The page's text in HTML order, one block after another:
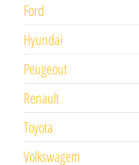
Ford
Hyundai
Peugeout
Renault
Toyota
Volkswagem